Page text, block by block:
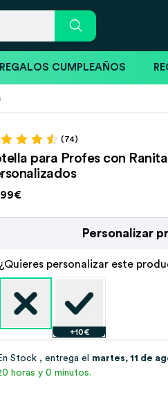
REGALOS CUMPLEAÑOS
con
de 5 en
a
(74)
para Profes con
Personalizar
¿Quieres personalizar este
+10€
Stock , entrega el martes, 11 de
horas y 0 minutos.